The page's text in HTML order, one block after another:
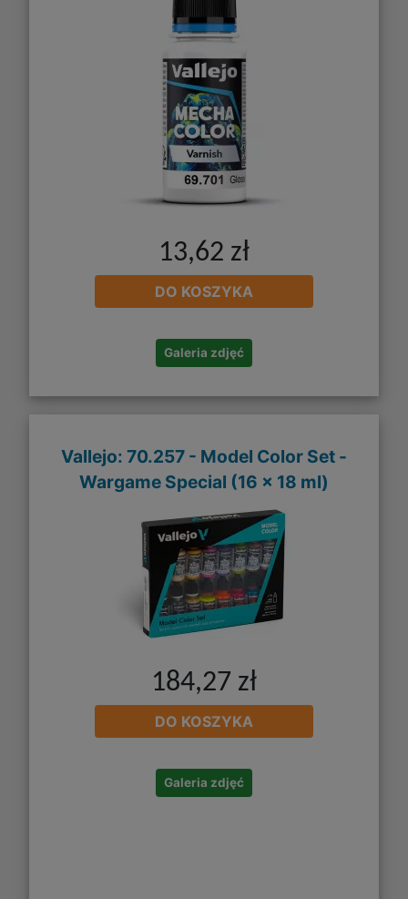
13,62 zł
DO KOSZYKA
Galeria zdjęć
Vallejo: 70.257 - Model Color Set -
Wargame Special (16 x 18 ml)
184,27 zł
DO KOSZYKA
Galeria zdjęć